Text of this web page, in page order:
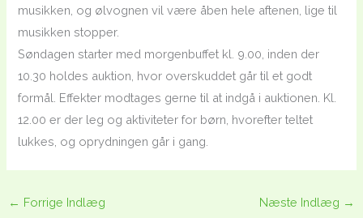
musikken, og ølvognen vil være åben hele aftenen, lige til
musikken stopper.
Søndagen starter med morgenbuffet kl. 9.00, inden der
10.30 holdes auktion, hvor overskuddet går til et godt
formål. Effekter modtages gerne til at indgå i auktionen. Kl.
12.00 er der leg og aktiviteter for børn, hvorefter teltet
lukkes, og oprydningen går i gang.
← Forrige Indlæg Næste Indlæg →